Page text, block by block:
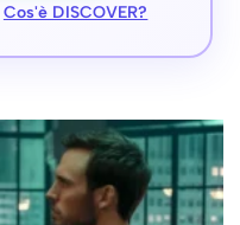
Cos'è DISCOVER?